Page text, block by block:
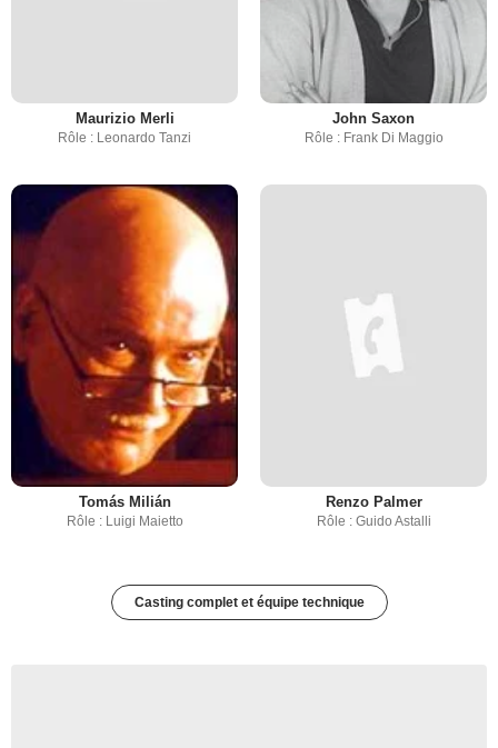
Maurizio Merli
Rôle : Leonardo Tanzi
John Saxon
Rôle : Frank Di Maggio
Tomás Milián
Rôle : Luigi Maietto
Renzo Palmer
Rôle : Guido Astalli
Casting complet et équipe technique